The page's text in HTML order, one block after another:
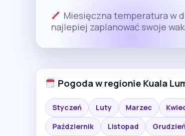
Miesięczna temperatura w
najlepiej zaplanować swoje
Pogoda w regionie Kuala
Styczeń Luty Marzec
Październik
Listopad Grudzień